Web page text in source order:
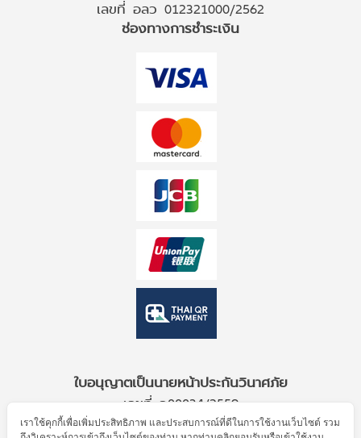
เลขที่ อลว 012321000/2562
ช่องทางการชำระเงิน
ใบอนุญาตเป็นนายหน้าประกันวินาศภัย
เลขที่ ว00034/2559
เราใช้คุกกี้เพื่อเพิ่มประสิทธิภาพ และประสบการณ์ที่ดีในการใช้งานเว็บไซต์ รวม